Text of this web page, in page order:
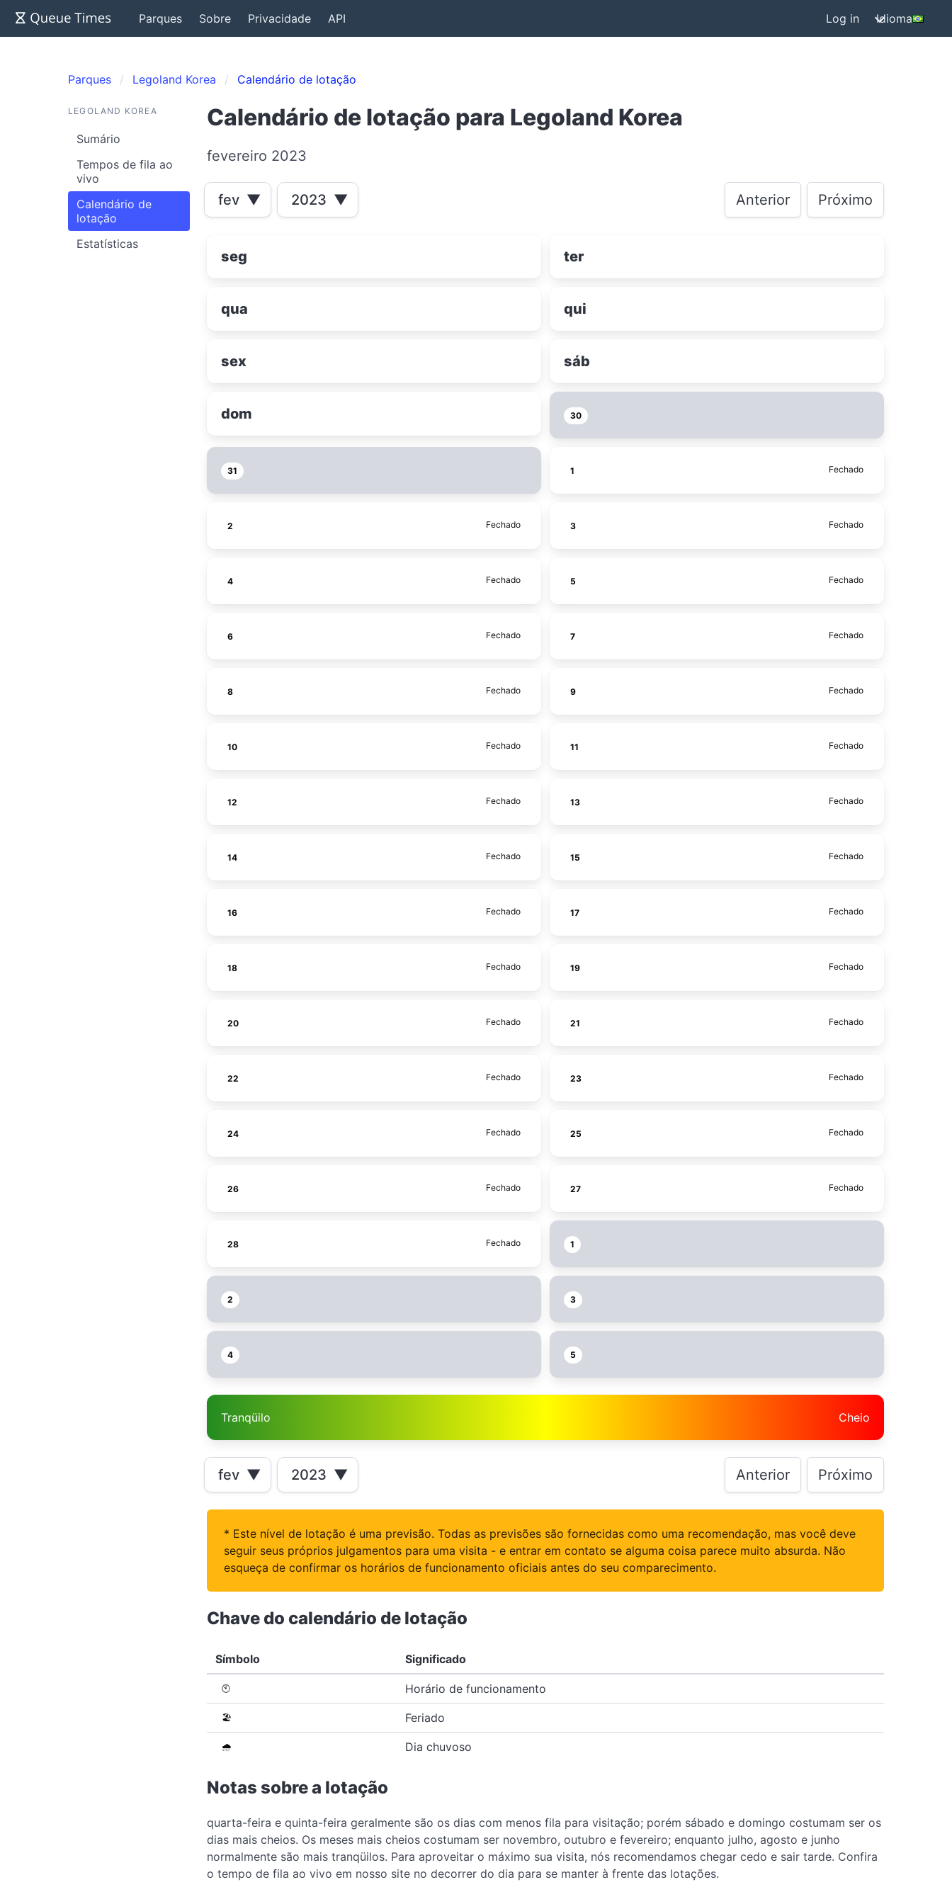
Parques Sobre Privacidade API Log in Idioma
Parques Legoland Korea Calendário de lotação
LEGOLAND KOREA
Sumário
Tempos de fila ao
vivo
Calendário de
lotação
Estatísticas
Calendário de lotação para Legoland Korea
fevereiro 2023
Anterior Próximo
fev ▼ 2023 ▼
seg ter
qua qui
sex sáb
dom 30
31 1 Fechado
2 Fechado 3 Fechado
4 Fechado 5 Fechado
6 Fechado 7 Fechado
8 Fechado 9 Fechado
10 Fechado 11 Fechado
12 Fechado 13 Fechado
14 Fechado 15 Fechado
16 Fechado 17 Fechado
18 Fechado 19 Fechado
20 Fechado 21 Fechado
22 Fechado 23 Fechado
24 Fechado 25 Fechado
26 Fechado 27 Fechado
28 Fechado 1
2 3
4 5
Tranqüilo Cheio
Anterior Próximo
fev ▼ 2023 ▼
* Este nível de lotação é uma previsão. Todas as previsões são fornecidas como uma recomendação, mas você deve
seguir seus próprios julgamentos para uma visita - e entrar em contato se alguma coisa parece muito absurda. Não
esqueça de confirmar os horários de funcionamento oficiais antes do seu comparecimento.
Chave do calendário de lotação
Símbolo Significado
🕙 Horário de funcionamento
🏖️ Feriado
🌧️ Dia chuvoso
Notas sobre a lotação
quarta-feira e quinta-feira geralmente são os dias com menos fila para visitação; porém sábado e domingo costumam ser os
dias mais cheios. Os meses mais cheios costumam ser novembro, outubro e fevereiro; enquanto julho, agosto e junho
normalmente são mais tranqüilos. Para aproveitar o máximo sua visita, nós recomendamos chegar cedo e sair tarde. Confira
o tempo de fila ao vivo em nosso site no decorrer do dia para se manter à frente das lotações.